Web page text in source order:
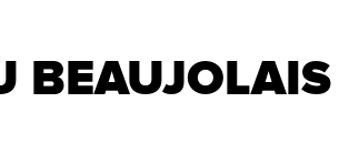
BEAUJOLAIS